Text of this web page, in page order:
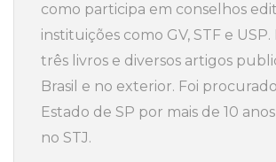
como participa em conselhos
instituições como GV, STF e
três livros e diversos artigos
Brasil e no exterior. Foi
Estado de SP por mais de 10 anos
no STJ.